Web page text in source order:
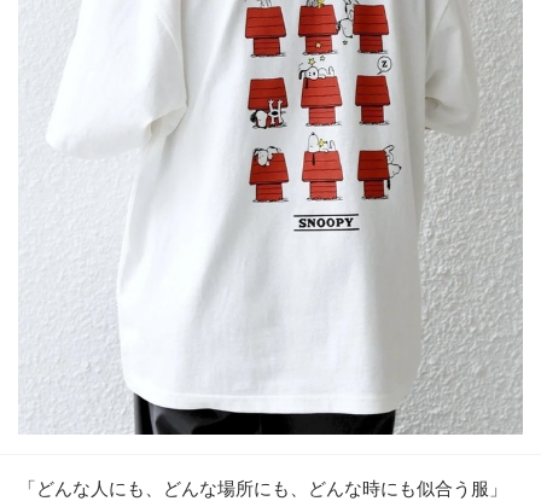
「どんな人にも、どんな場所にも、どんな時にも似合う服」